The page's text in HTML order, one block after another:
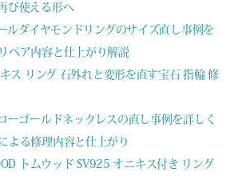
び使える形へ
ルダイヤモンドリングのサイズ直し事例を
ペア内容と仕上がり解説
ス リング 石外れと変形を直す宝石 指輪 修
ーゴールドネックレスの直し事例を詳しく
よる修理内容と仕上がり
トムウッド SV925 オニキス付き リング